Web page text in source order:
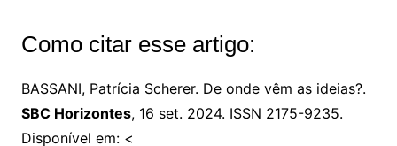
Como citar esse artigo:
BASSANI, Patrícia Scherer. De onde vêm as ideias?.
SBC Horizontes, 16 set. 2024. ISSN 2175-9235.
Disponível em: <